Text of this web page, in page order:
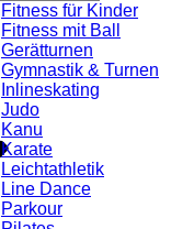
Fitness für Kinder
Fitness mit Ball
Gerätturnen
Gymnastik & Turnen
Inlineskating
Judo
Kanu
Karate
Leichtathletik
Line Dance
Parkour